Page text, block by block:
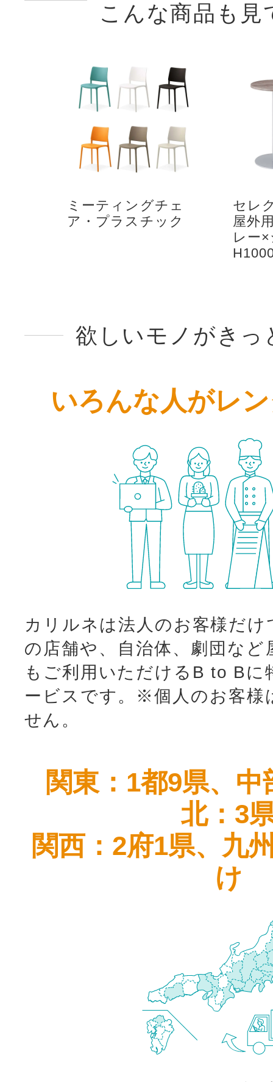
こんな商品も見
ミーティングチェ
ア・プラスチック
セレ
屋外
レー
欲しいモノがきっ
いろんな人がレ
カリルネは法人のお客様だ
の店舗や、自治体、劇団な
もご利用いただけるB to Bに
ービスです。
※個人のお客様
せん。
関東：1都9県、
北：3
関西：2府1県、九
け